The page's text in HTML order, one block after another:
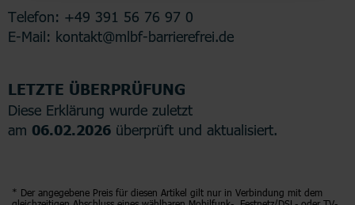
Telefon: +49 391 56 76 97 0
E-Mail: kontakt@mlbf-barrierefrei.de
LETZTE ÜBERPRÜFUNG
Diese Erklärung wurde zuletzt
am 06.02.2026 überprüft und aktualisiert.
* Der angegebene Preis für diesen Artikel gilt nur in Verbindung mit dem